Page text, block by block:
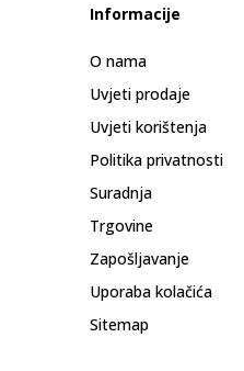
Informacije
O nama
Uvjeti prodaje
Uvjeti korištenja
Politika privatnosti
Suradnja
Trgovine
Zapošljavanje
Uporaba kolačića
Sitemap